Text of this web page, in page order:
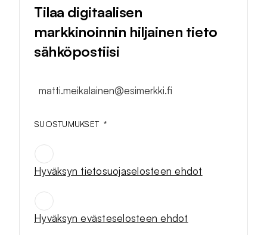
Tilaa digitaalisen
markkinoinnin hiljainen tieto
sähköpostiisi
SUOSTUMUKSET *
Hyväksyn tietosuojaselosteen ehdot
SUOSTUMUKSET
Hyväksyn evästeselosteen ehdot